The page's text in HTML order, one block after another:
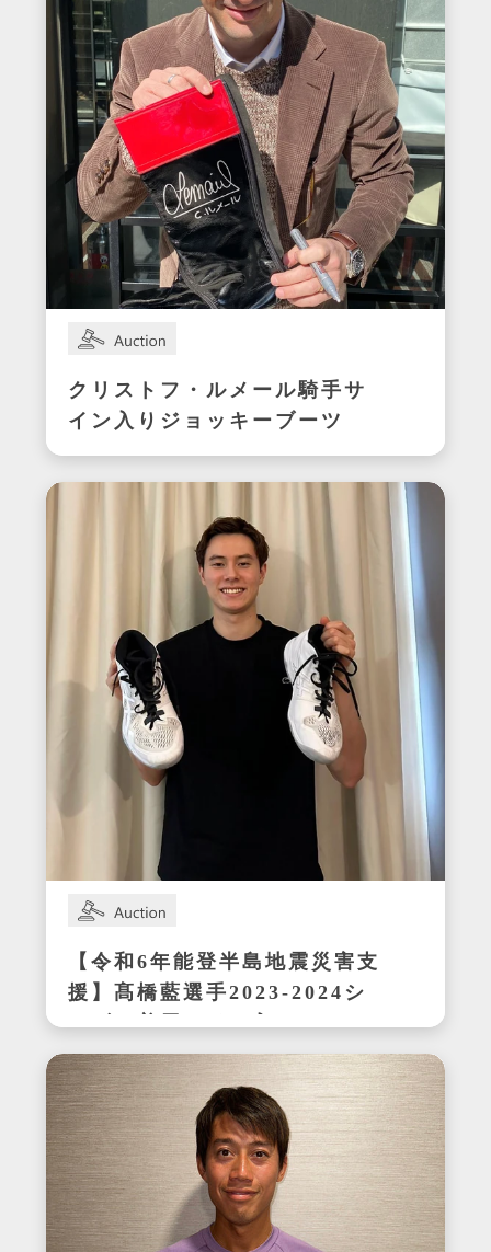
クリストフ・ルメール騎手サ
イン入りジョッキーブーツ
【令和6年能登半島地震災害支
援】髙橋藍選手2023-2024シ
ーズン着用サイン入りシュー
ズ